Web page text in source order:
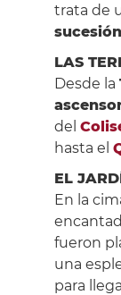
trata de
LAS
Desde la
del
hasta el
EL
En la
fueron
una
para